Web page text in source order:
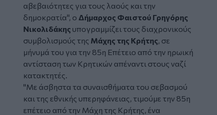
αβεβαιότητες για τους λαούς και την
δημοκρατία", ο Δήμαρχος Φαιστού Γρηγόρης
Νικολιδάκης υπογραμμίζει τους διαχρονικούς
συμβολισμούς της Μάχης της Κρήτης, σε
μήνυμά του για την 85η Επέτειο από την ηρωική
αντίσταση των Κρητικών απέναντι στους ναζί
κατακτητές.
"Με άσβηστα τα συναισθήματα του σεβασμού
και της εθνικής υπερηφάνειας, τιμούμε την 85η
επέτειο από την Μάχη της Κρήτης, ένα